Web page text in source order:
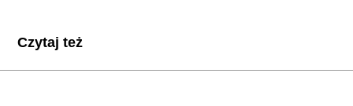
Czytaj też